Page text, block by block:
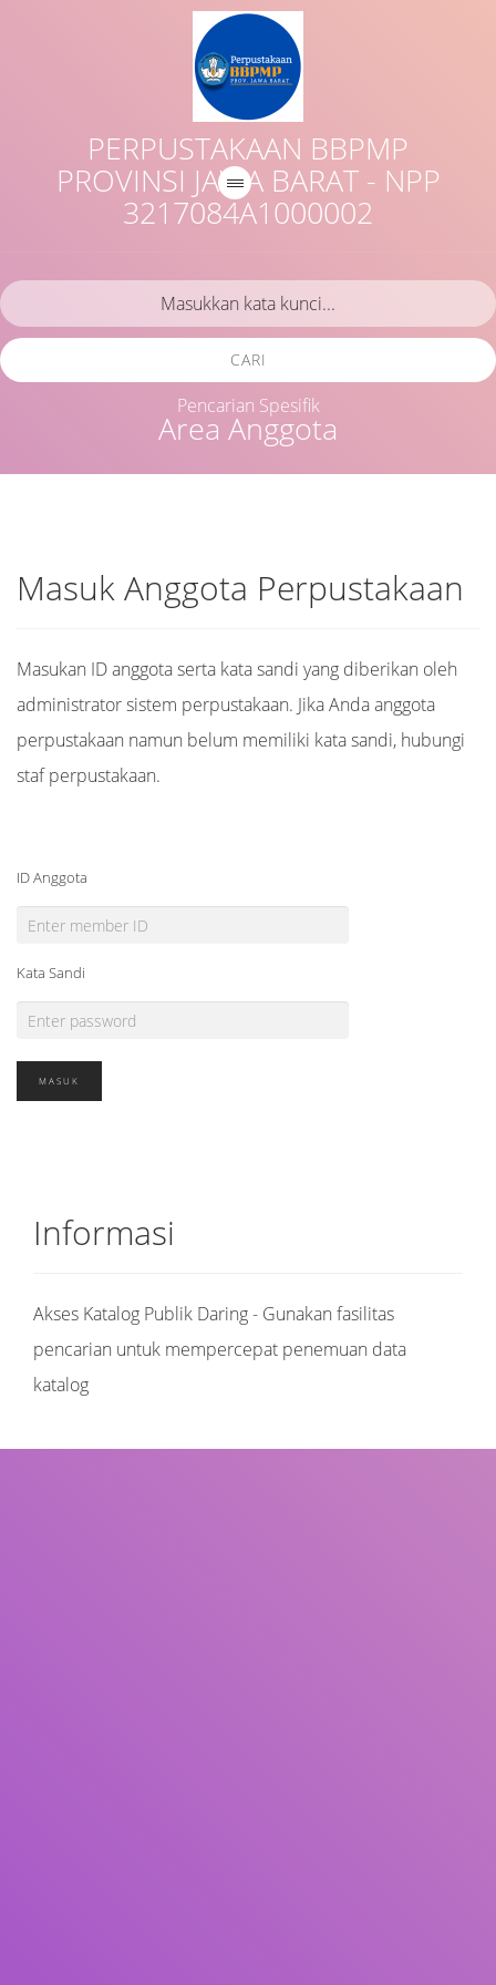
PERPUSTAKAAN BBPMP
PROVINSI JAWA BARAT - NPP
3217084A1000002
Area Anggota
CARI
Pencarian Spesifik
Masuk Anggota Perpustakaan
Masukan ID anggota serta kata sandi yang diberikan oleh
administrator sistem perpustakaan. Jika Anda anggota
perpustakaan namun belum memiliki kata sandi, hubungi
staf perpustakaan.
ID Anggota
Kata Sandi
Informasi
Akses Katalog Publik Daring - Gunakan fasilitas
pencarian untuk mempercepat penemuan data
katalog